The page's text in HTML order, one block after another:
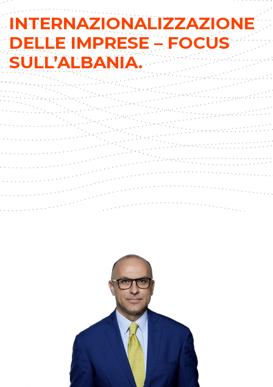
INTERNAZIONALIZZAZIONE
DELLE IMPRESE – FOCUS
SULL’ALBANIA.